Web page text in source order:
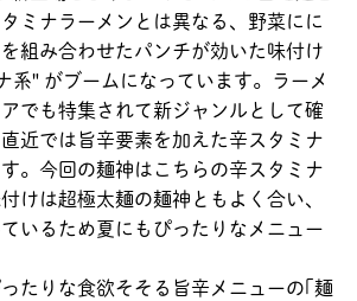
ミナラーメンとは異なる、野菜にに
組み合わせたパンチが効いた味付け
系" がブームになっています。ラーメ
でも特集されて新ジャンルとして確
近では旨辛要素を加えた辛スタミナ
。今回の麺神はこちらの辛スタミナ
けは超極太麺の麺神ともよく合い、
いるため夏にもぴったりなメニュー
たりな食欲そそる旨辛メニューの｢麺